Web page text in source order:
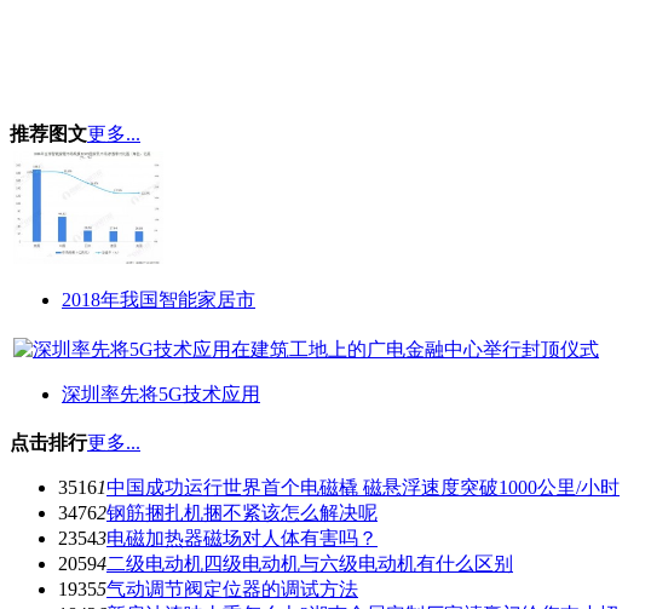
推荐图文更多...
2018年我国智能家居市
深圳率先将5G技术应用
点击排行更多...
35161中国成功运行世界首个电磁橇 磁悬浮速度突破1000公里/小时
34762钢筋捆扎机捆不紧该怎么解决呢
23543电磁加热器磁场对人体有害吗？
20594二级电动机四级电动机与六级电动机有什么区别
19355气动调节阀定位器的调试方法